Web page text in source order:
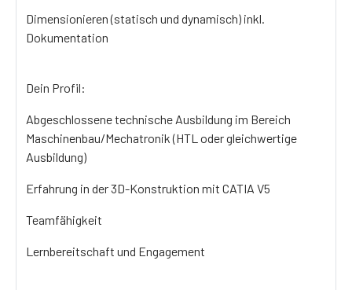
Dimensionieren (statisch und dynamisch) inkl.
Dokumentation
Dein Profil:
Abgeschlossene technische Ausbildung im Bereich
Maschinenbau/Mechatronik (HTL oder gleichwertige
Ausbildung)
Erfahrung in der 3D-Konstruktion mit CATIA V5
Teamfähigkeit
Lernbereitschaft und Engagement